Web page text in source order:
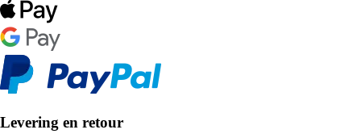
Levering en retour